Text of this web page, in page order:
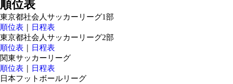
順位表
東京都社会人サッカーリーグ1部
順位表
日程表
東京都社会人サッカーリーグ2部
順位表
日程表
関東サッカーリーグ
順位表
日程表
日本フットボールリーグ